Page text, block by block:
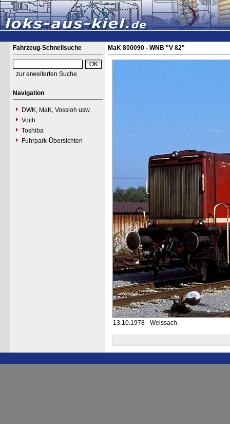
Fahrzeug-Schnellsuche
zur erweiterten Suche
Navigation
DWK, MaK, Vossloh usw.
Voith
Toshiba
Fuhrpark-Übersichten
MaK 800090 - WNB "V 82"
13.10.1978 - Weissach